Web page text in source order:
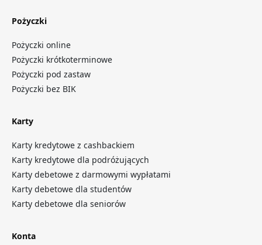
Pożyczki
Pożyczki online
Pożyczki krótkoterminowe
Pożyczki pod zastaw
Pożyczki bez BIK
Karty
Karty kredytowe z cashbackiem
Karty kredytowe dla podróżujących
Karty debetowe z darmowymi wypłatami
Karty debetowe dla studentów
Karty debetowe dla seniorów
Konta